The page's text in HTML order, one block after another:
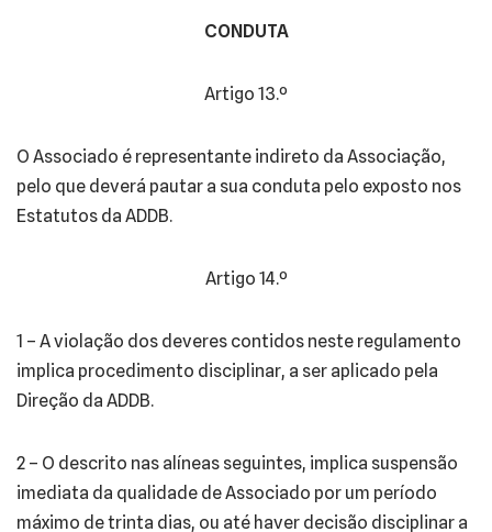
CONDUTA
Artigo 13.º
O Associado é representante indireto da Associação,
pelo que deverá pautar a sua conduta pelo exposto nos
Estatutos da ADDB.
Artigo 14.º
1 – A violação dos deveres contidos neste regulamento
implica procedimento disciplinar, a ser aplicado pela
Direção da ADDB.
2 – O descrito nas alíneas seguintes, implica suspensão
imediata da qualidade de Associado por um período
máximo de trinta dias, ou até haver decisão disciplinar a